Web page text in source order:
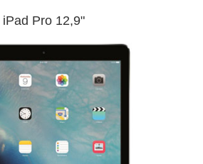
iPad Pro 12,9"